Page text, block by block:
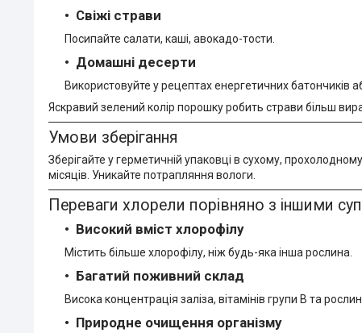
Свіжі страви
Посипайте салати, каші, авокадо-тости.
Домашні десерти
Використовуйте у рецептах енергетичних батончиків
Яскравий зелений колір порошку робить страви більш
Умови зберігання
Зберігайте у герметичній упаковці в сухому,
місяців. Уникайте потрапляння вологи.
Переваги хлорели порівняно з іншими
Високий вміст хлорофілу
Містить більше хлорофілу, ніж будь-яка інша рослина.
Багатий поживний склад
Висока концентрація заліза, вітамінів групи B та
Природне очищення організму